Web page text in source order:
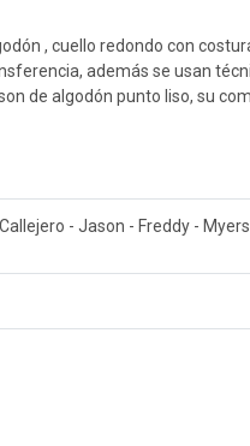
, cuello redondo con
además se usan
de algodón punto liso, su
- Jason - Freddy -